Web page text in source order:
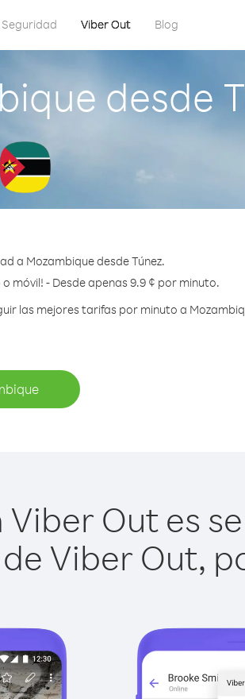
Seguridad Viber Out Blog
desde
a Mozambique desde Túnez.
móvil! - Desde apenas 9.9 ¢ por minuto.
las mejores tarifas por minuto a
Out es
Viber Out,